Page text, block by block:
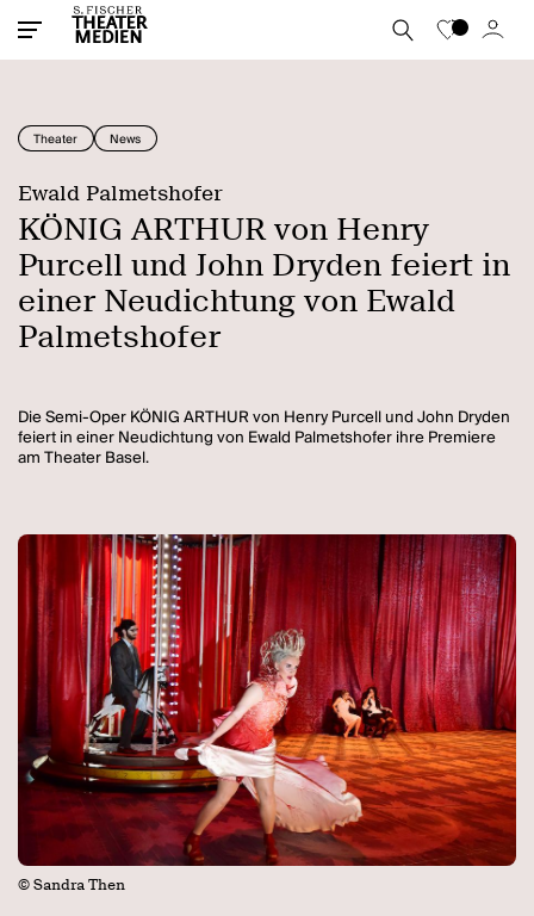
Theater News
Ewald Palmetshofer
KÖNIG ARTHUR von Henry
Purcell und John Dryden feiert in
einer Neudichtung von Ewald
Palmetshofer
Die Semi-Oper KÖNIG ARTHUR von Henry Purcell und John Dryden
feiert in einer Neudichtung von Ewald Palmetshofer ihre Premiere
am Theater Basel.
© Sandra Then